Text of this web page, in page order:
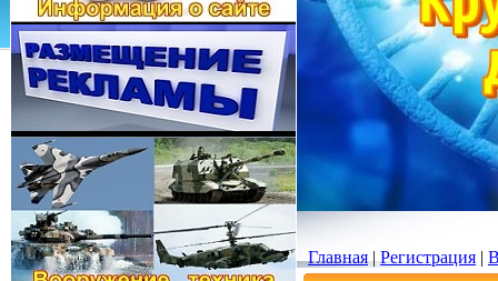
Главная|Регистрация |